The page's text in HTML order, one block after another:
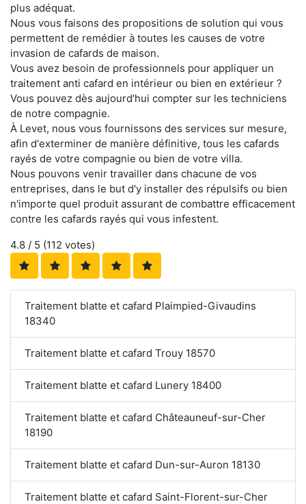
plus adéquat.
Nous vous faisons des propositions de solution qui vous
permettent de remédier à toutes les causes de votre
invasion de cafards de maison.
Vous avez besoin de professionnels pour appliquer un
traitement anti cafard en intérieur ou bien en extérieur ?
Vous pouvez dès aujourd'hui compter sur les techniciens
de notre compagnie.
À Levet, nous vous fournissons des services sur mesure,
afin d'exterminer de manière définitive, tous les cafards
rayés de votre compagnie ou bien de votre villa.
Nous pouvons venir travailler dans chacune de vos
entreprises, dans le but d'y installer des répulsifs ou bien
n'importe quel produit assurant de combattre efficacement
contre les cafards rayés qui vous infestent.
4.8 / 5 (112 votes)
Traitement blatte et cafard Plaimpied-Givaudins
18340
Traitement blatte et cafard Trouy 18570
Traitement blatte et cafard Lunery 18400
Traitement blatte et cafard Châteauneuf-sur-Cher
18190
Traitement blatte et cafard Dun-sur-Auron 18130
Traitement blatte et cafard Saint-Florent-sur-Cher